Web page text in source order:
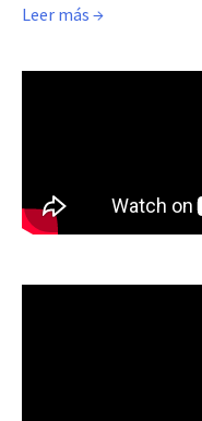
Leer más →